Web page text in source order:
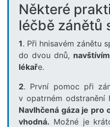
Některé
léčbě zánětů
1. Při hnisavém zánětu
do dvou dnů,
lékaře.
2. První pomoc při
v opatrném odstranění
Navlhčená gáza je pro
vhodná. Možné je